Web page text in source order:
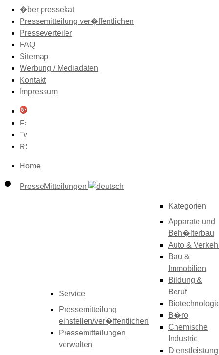
�ber pressekat
Pressemitteilung ver�ffentlichen
Presseverteiler
FAQ
Sitemap
Werbung / Mediadaten
Kontakt
Impressum
Home
PresseMitteilungen
Service
Pressemitteilung
einstellen/ver�ffentlichen
Pressemitteilungen
verwalten
Kategorien
Apparate und
Beh�lterbau
Auto &
Bau &
Immobilien
Bildung &
Beruf
B�ro
Chemische
Industrie
Dienstleistung